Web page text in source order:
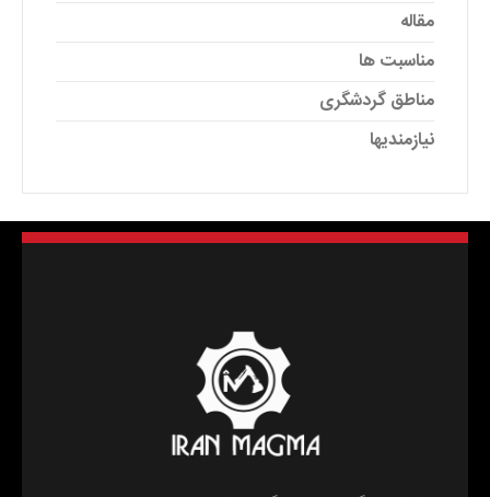
مقاله
مناسبت ها
مناطق گردشگری
نیازمندیها